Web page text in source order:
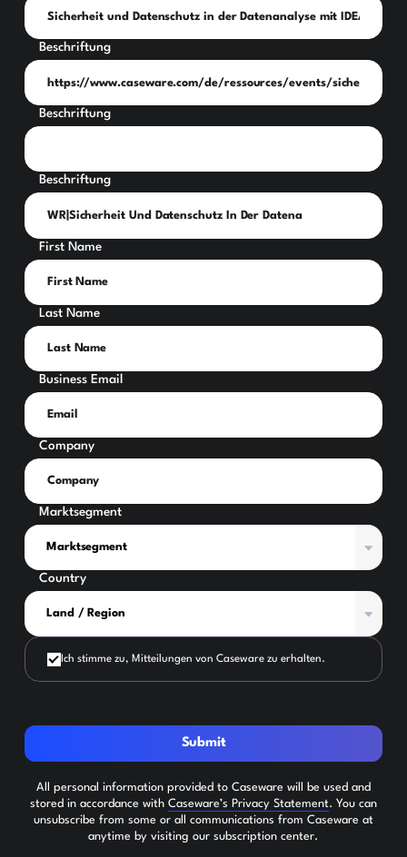
Beschriftung
Beschriftung
Beschriftung
First Name
Last Name
Business Email
Company
Marktsegment
Country
Ich stimme zu, Mitteilungen von Caseware zu erhalten.
Submit
All personal information provided to Caseware will be used and
stored in accordance with Caseware’s Privacy Statement. You can
unsubscribe from some or all communications from Caseware at
anytime by visiting our subscription center.